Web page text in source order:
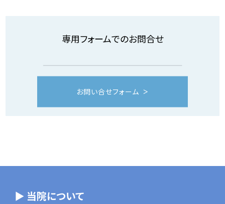
専用フォームでのお問合せ
お問い合せフォーム
▶ 当院について